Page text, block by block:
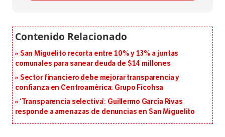
San Miguelito recorta entre 10% y 13% a juntas
comunales para sanear deuda de $14 millones
Sector financiero debe mejorar transparencia y
confianza en Centroamérica: Grupo Ficohsa
‘Transparencia selectiva’: Guillermo García Rivas
responde a amenazas de denuncias en San Miguelito